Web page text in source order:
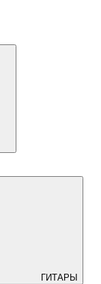
ГИТАРЫ